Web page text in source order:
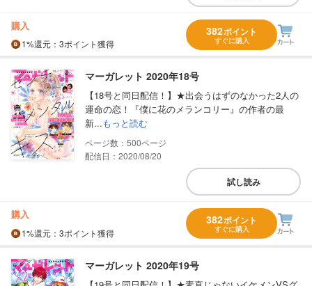
購入
1%還元 ：3ポイント獲得
382ポイント
すぐに購入
マーガレット 2020年18号
【18号と同日配信！】★出会うはずのなかった2人の
運命の恋！『僕に花のメランコリー』の作者の最
新...もっと読む
500
配信日：2020/08/20
試し読み
購入
1%還元 ：3ポイント獲得
382ポイント
すぐに購入
マーガレット 2020年19号